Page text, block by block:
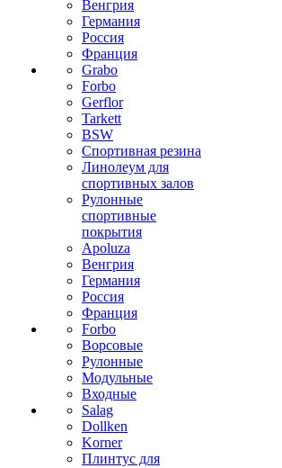
Венгрия
Германия
Россия
Франция
Grabo
Forbo
Gerflor
Tarkett
BSW
Спортивная резина
Линолеум для
спортивных залов
Рулонные
спортивные
покрытия
Apoluza
Венгрия
Германия
Россия
Франция
Forbo
Ворсовые
Рулонные
Модульные
Входные
Salag
Dollken
Korner
Плинтус для